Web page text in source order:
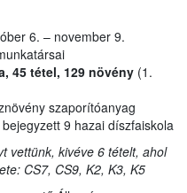
6. – november 9.
45 tétel, 129 növény (1.
szaporítóanyag
9 hazai díszfaiskola
vettünk, kivéve 6 tételt, ahol
CS7, CS9, K2, K3, K5